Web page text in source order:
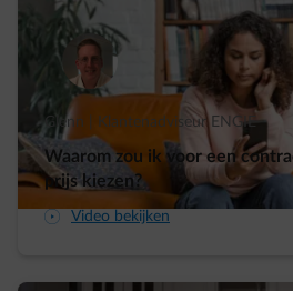
Glenn | Klantenadviseur ENGIE
Waarom zou ik voor een
prijs kiezen?
arrow-play-fwd Video bekijken